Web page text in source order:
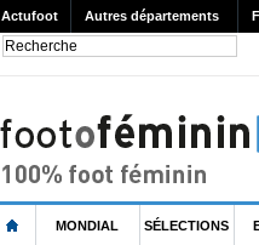
Actufoot Autres départements
MONDIAL SÉLECTIONS